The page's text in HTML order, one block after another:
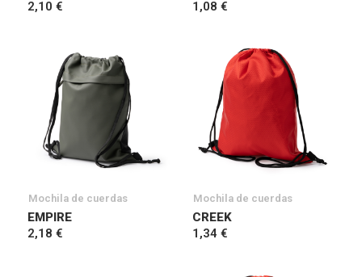
2,10 € 1,08 €
Mochila de cuerdas
EMPIRE
2,18 €
Mochila de cuerdas
CREEK
1,34 €